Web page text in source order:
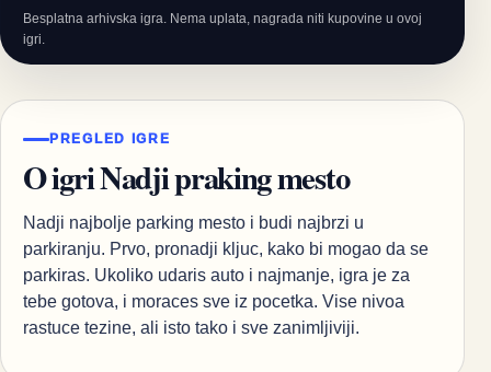
Besplatna arhivska igra. Nema uplata, nagrada niti kupovine u ovoj
igri.
PREGLED IGRE
O igri Nadji praking mesto
Nadji najbolje parking mesto i budi najbrzi u
parkiranju. Prvo, pronadji kljuc, kako bi mogao da se
parkiras. Ukoliko udaris auto i najmanje, igra je za
tebe gotova, i moraces sve iz pocetka. Vise nivoa
rastuce tezine, ali isto tako i sve zanimljiviji.